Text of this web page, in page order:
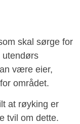
skal sørge for
utendørs
være eier,
området.
at røyking er
tvil om dette.